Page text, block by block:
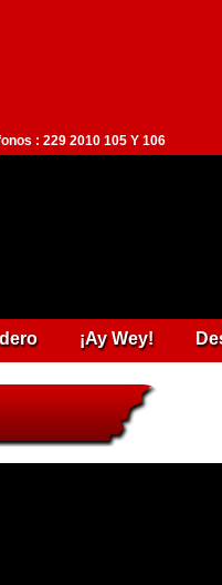
: 229 2010 105 Y 106
¡Ay Wey!